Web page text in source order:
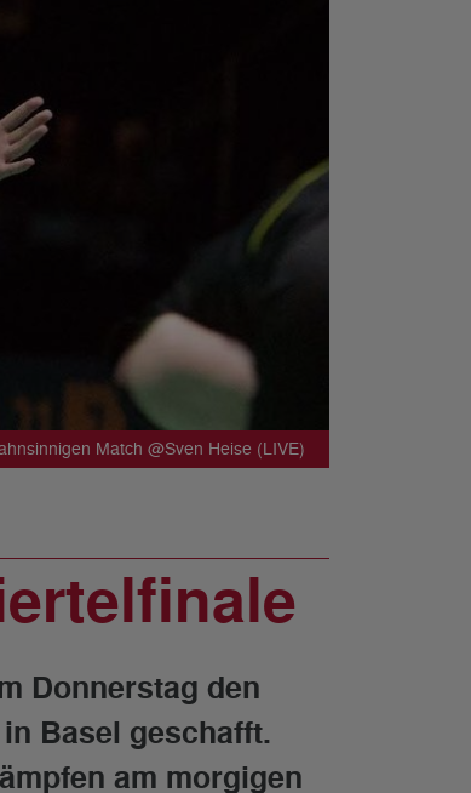
Match @Sven Heise (LIVE)
Donnerstag den
Basel geschafft.
am morgigen